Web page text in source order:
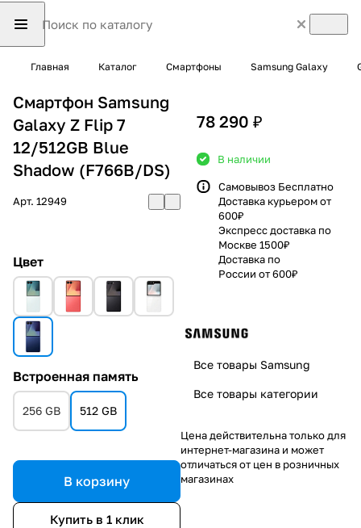
Главная Каталог Смартфоны Samsung Galaxy
Смартфон Samsung
Galaxy Z Flip 7
12/512GB Blue
Shadow (F766B/DS)
Арт. 12949
Цвет
Встроенная память
256 GB 512 GB
В корзину
Купить в 1 клик
78 290 ₽
В наличии
Самовывоз Бесплатно
Доставка курьером от
600₽
Экспресс доставка по
Москве 1500₽
Доставка по
России от 600₽
Все товары Samsung
Все товары категории
Цена действительна только для
интернет-магазина и может
отличаться от цен в розничных
магазинах